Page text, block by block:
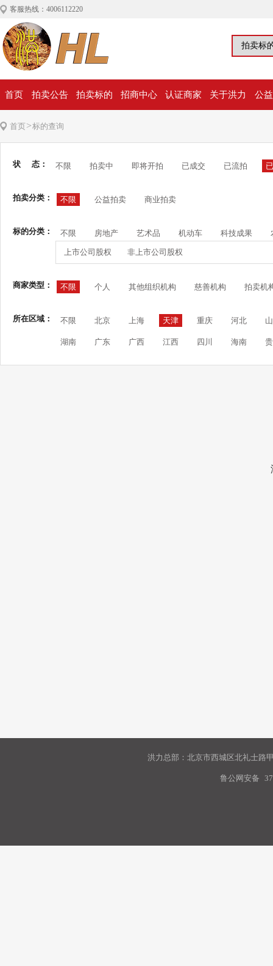
客服热线：4006112220
首页 拍卖公告 拍卖标的 招商中心 认证商家 关于洪力 公
首页>标的查询
状 态： 不限 拍卖中 即将开拍 已成交 已流拍
拍卖分类： 不限 公益拍卖 商业拍卖
标的分类： 不限 房地产 艺术品 机动车 科技成果
上市公司股权 非上市公司股权
商家类型： 不限 个人 其他组织机构 慈善机构 拍卖机
所在区域： 不限 北京 上海 天津 重庆 河北
湖南 广东 广西 江西 四川 海南
洪力总部：北京市西城区北礼士路
鲁公网安备